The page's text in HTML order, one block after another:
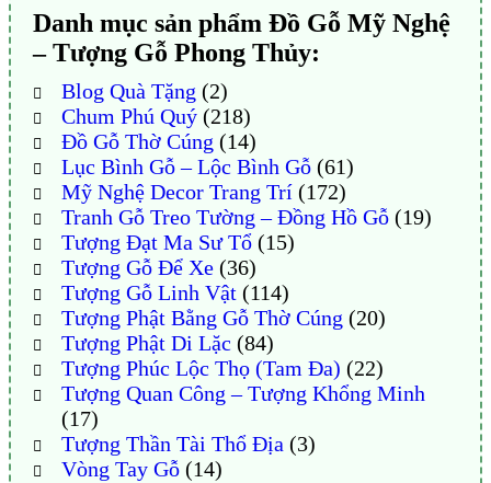
Danh mục sản phẩm Đồ Gỗ Mỹ Nghệ
– Tượng Gỗ Phong Thủy:
Blog Quà Tặng (2)
Chum Phú Quý(218)
Đồ Gỗ Thờ Cúng (14)
Lục Bình Gỗ – Lộc Bình Gỗ(61)
Mỹ Nghệ Decor Trang Trí(172)
Tranh Gỗ Treo Tường – Đồng Hồ Gỗ(19)
Tượng Đạt Ma Sư Tổ(15)
Tượng Gỗ Để Xe(36)
Tượng Gỗ Linh Vật(114)
Tượng Phật Bằng Gỗ Thờ Cúng (20)
Tượng Phật Di Lặc (84)
Tượng Phúc Lộc Thọ (Tam Đa) (22)
Tượng Quan Công – Tượng Khổng Minh
(17)
Tượng Thần Tài Thổ Địa (3)
Vòng Tay Gỗ(14)